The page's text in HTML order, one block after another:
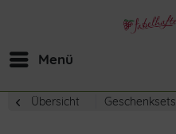
Menü
Übersicht Geschenksets